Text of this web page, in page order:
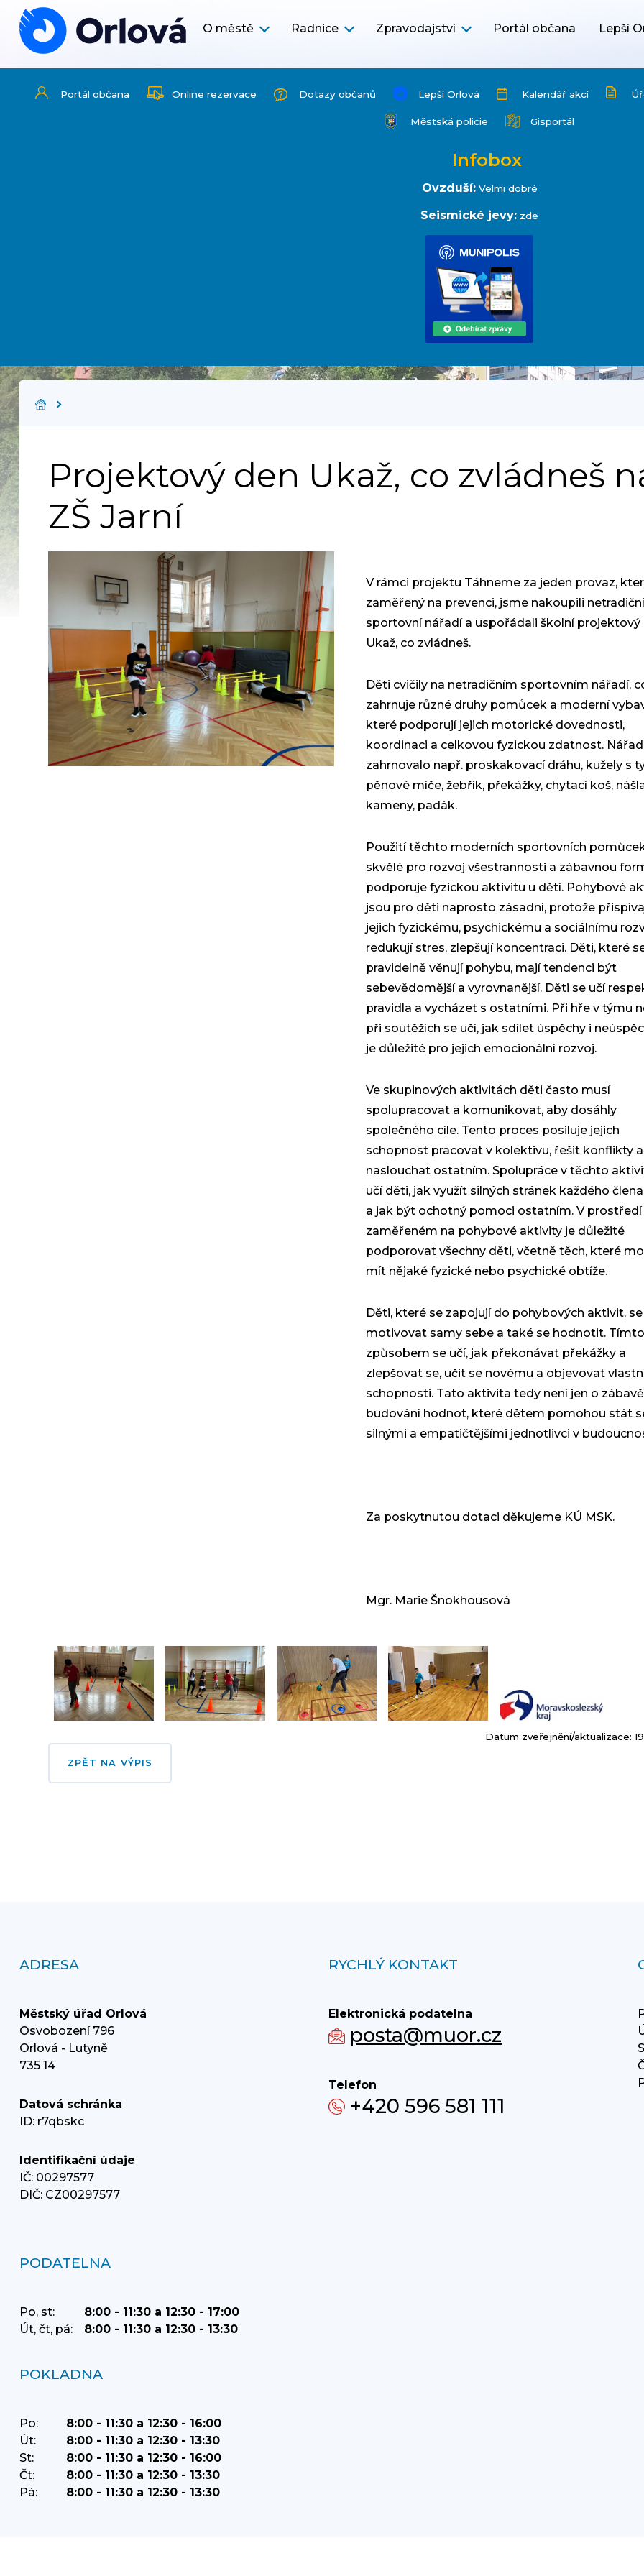
O městě Radnice Zpravodajství Portál občana Lepší
Portál občana Online rezervace Dotazy občanů Lepší Orlová Kalendář akcí
Městská policie Gisportál
Infobox
Ovzduší: Velmi dobré
Seismické jevy: zde
Projektový den Ukaž, co zvládneš
ZŠ Jarní
V rámci projektu Táhneme za jeden provaz,
zaměřený na prevenci, jsme nakoupili netradiční
sportovní nářadí a uspořádali školní projektový
Ukaž, co zvládneš.
Děti cvičily na netradičním sportovním nářadí,
zahrnuje různé druhy pomůcek a moderní
které podporují jejich motorické dovednosti,
koordinaci a celkovou fyzickou zdatnost.
zahrnovalo např. proskakovací dráhu, kužely s
pěnové míče, žebřík, překážky, chytací koš,
kameny, padák.
Použití těchto moderních sportovních
skvělé pro rozvoj všestrannosti a zábavnou
podporuje fyzickou aktivitu u dětí. Pohybové
jsou pro děti naprosto zásadní, protože
jejich fyzickému, psychickému a sociálnímu
redukují stres, zlepšují koncentraci. Děti, které
pravidelně věnují pohybu, mají tendenci být
sebevědomější a vyrovnanější. Děti se učí
pravidla a vycházet s ostatními. Při hře v týmu
při soutěžích se učí, jak sdílet úspěchy i
je důležité pro jejich emocionální rozvoj.
Ve skupinových aktivitách děti často musí
spolupracovat a komunikovat, aby dosáhly
společného cíle. Tento proces posiluje jejich
schopnost pracovat v kolektivu, řešit konflikty a
naslouchat ostatním. Spolupráce v těchto
učí děti, jak využít silných stránek každého
a jak být ochotný pomoci ostatním. V prostředí
zaměřeném na pohybové aktivity je důležité
podporovat všechny děti, včetně těch, které
mít nějaké fyzické nebo psychické obtíže.
Děti, které se zapojují do pohybových aktivit,
motivovat samy sebe a také se hodnotit. Tímto
způsobem se učí, jak překonávat překážky a
zlepšovat se, učit se novému a objevovat
schopnosti. Tato aktivita tedy není jen o
budování hodnot, které dětem pomohou stát
silnými a empatičtějšími jednotlivci v
Za poskytnutou dotaci děkujeme KÚ MSK.
Mgr. Marie Šnokhousová
Datum zveřejnění/aktualizace:
ZPĚT NA VÝPIS
ADRESA
Městský úřad Orlová
Osvobození 796
Orlová - Lutyně
735 14
Datová schránka
ID: r7qbskc
Identifikační údaje
IČ: 00297577
DIČ: CZ00297577
RYCHLÝ KONTAKT
Elektronická podatelna
posta@muor.cz
Telefon
+420 596 581 111
PODATELNA
Po, st:
8:00 - 11:30 a 12:30 - 17:00
Út, čt, pá:
8:00 - 11:30 a 12:30 - 13:30
POKLADNA
Po:
8:00 - 11:30 a 12:30 - 16:00
Út:
8:00 - 11:30 a 12:30 - 13:30
St:
8:00 - 11:30 a 12:30 - 16:00
Čt:
8:00 - 11:30 a 12:30 - 13:30
Pá:
8:00 - 11:30 a 12:30 - 13:30